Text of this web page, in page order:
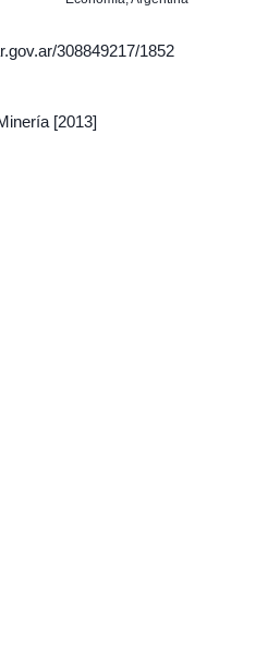
308849217/1852
[2013]